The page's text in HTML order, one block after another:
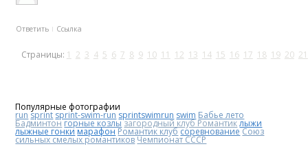
Ответить Ссылка
Страницы: 1 2 3 4 5 6 7 8 9 10 11 12 13 14 15 16 17 18 19 20 21
Популярные фотографии
run sprint sprint-swim-run sprintswimrun swim Бабье лето
Бадминтонгорные козлы загородный клуб Романтиклыжи
лыжные гонки марафонРомантик клубсоревнованиеСоюз
сильных смелых романтиковЧемпионат СССР